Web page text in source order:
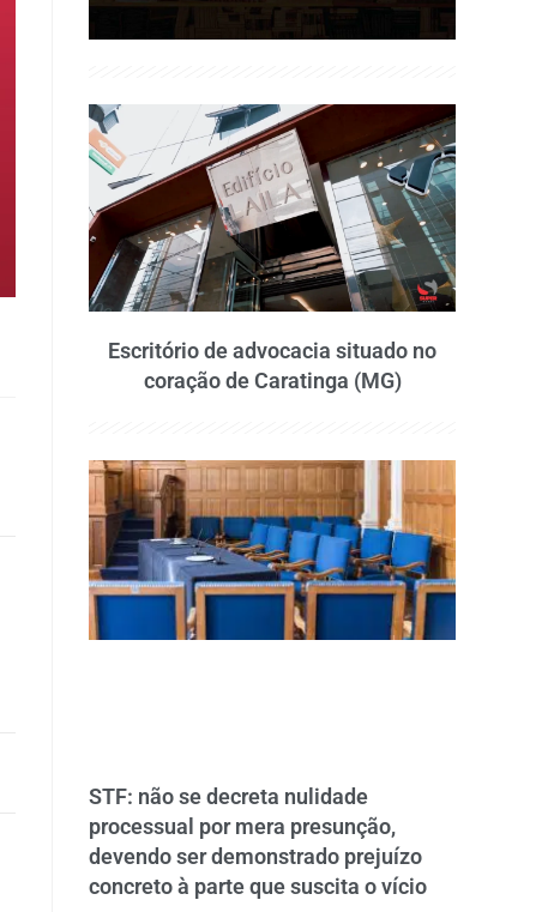
Escritório de advocacia situado no
coração de Caratinga (MG)
STF: não se decreta nulidade
processual por mera presunção,
devendo ser demonstrado prejuízo
concreto à parte que suscita o vício